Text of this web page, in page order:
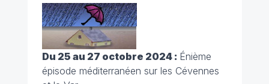
Du 25 au 27 octobre 2024 : Énième
épisode méditerranéen sur les Cévennes